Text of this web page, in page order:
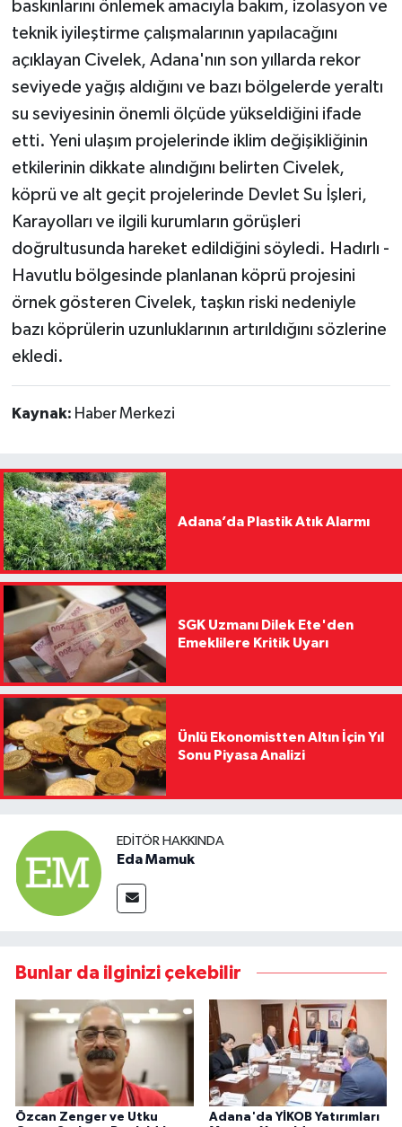
baskınlarını önlemek amacıyla bakım, izolasyon ve
teknik iyileştirme çalışmalarının yapılacağını
açıklayan Civelek, Adana'nın son yıllarda rekor
seviyede yağış aldığını ve bazı bölgelerde yeraltı
su seviyesinin önemli ölçüde yükseldiğini ifade
etti. Yeni ulaşım projelerinde iklim değişikliğinin
etkilerinin dikkate alındığını belirten Civelek,
köprü ve alt geçit projelerinde Devlet Su İşleri,
Karayolları ve ilgili kurumların görüşleri
doğrultusunda hareket edildiğini söyledi. Hadırlı -
Havutlu bölgesinde planlanan köprü projesini
örnek gösteren Civelek, taşkın riski nedeniyle
bazı köprülerin uzunluklarının artırıldığını sözlerine
ekledi.
Kaynak: Haber Merkezi
Adana’da Plastik Atık Alarmı
SGK Uzmanı Dilek Ete'den
Emeklilere Kritik Uyarı
Ünlü Ekonomistten Altın İçin Yıl
Sonu Piyasa Analizi
EDITÖR HAKKINDA
Eda Mamuk
Bunlar da ilginizi çekebilir
Özcan Zenger ve Utku
Adana'da YİKOB Yatırımları